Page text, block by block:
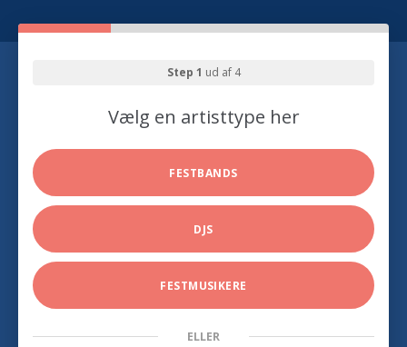
Step 1 ud af 4
Vælg en artisttype her
FESTBANDS
DJS
FESTMUSIKERE
ELLER